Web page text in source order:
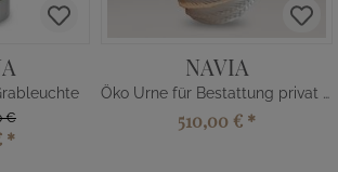
€
*
NAVIA
Öko Urne für Bestattung privat kaufen
510,00 € *